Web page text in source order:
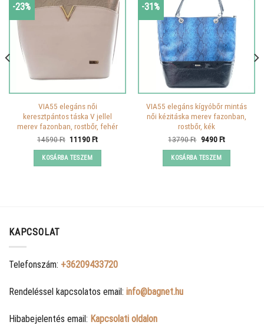
-23%
VIA55 elegáns női
keresztpántos táska V jellel
merev fazonban, rostbőr, fehér
14590Ft Original
was:
14590 Ft.
11190FtCurrent
KOSÁRBA TESZEM
-31%
VIA55 elegáns kígyóbőr mintás
női kézitáska merev fazonban,
rostbőr, kék
13790Ft Original
was:
13790 Ft.
9490FtCurrent
KOSÁRBA TESZEM
KAPCSOLAT
Telefonszám: +36209433720
Rendeléssel kapcsolatos email: info@bagnet.hu
Hibabejelentés email: Kapcsolati oldalon